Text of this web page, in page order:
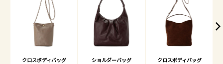
クロスボディバッグ
ショルダーバッグ
クロスボディバッグ